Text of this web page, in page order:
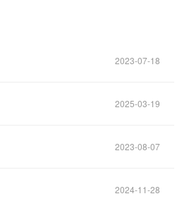
2023-07-18
2025-03-19
2023-08-07
2024-11-28